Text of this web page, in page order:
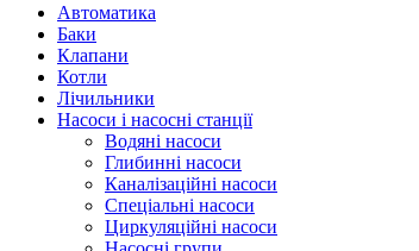
Автоматика
Баки
Клапани
Котли
Лічильники
Насоси і насосні станції
Водяні насоси
Глибинні насоси
Каналізаційні насоси
Спеціальні насоси
Циркуляційні насоси